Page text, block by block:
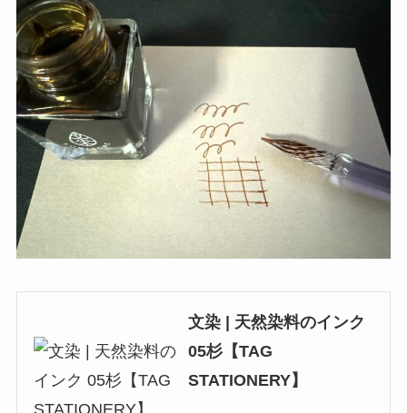
文染 | 天然染料のインク
05杉【TAG
STATIONERY】